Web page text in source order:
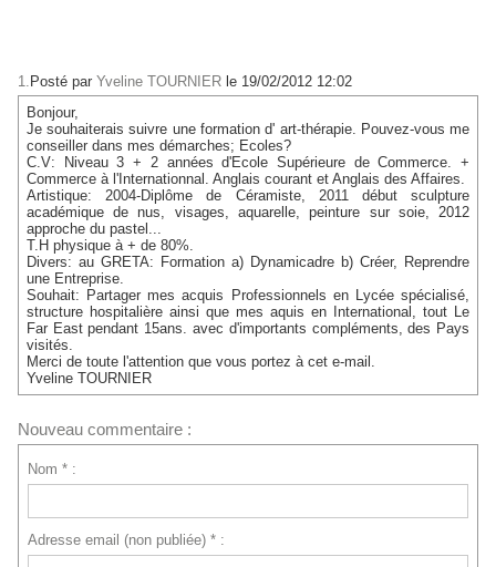
1. Posté par Yveline TOURNIER le 19/02/2012 12:02
Bonjour,
Je souhaiterais suivre une formation d' art-thérapie. Pouvez-vous me
conseiller dans mes démarches; Ecoles?
C.V: Niveau 3 + 2 années d'Ecole Supérieure de Commerce. +
Commerce à l'Internationnal. Anglais courant et Anglais des Affaires.
Artistique: 2004-Diplôme de Céramiste, 2011 début sculpture
académique de nus, visages, aquarelle, peinture sur soie, 2012
approche du pastel...
T.H physique à + de 80%.
Divers: au GRETA: Formation a) Dynamicadre b) Créer, Reprendre
une Entreprise.
Souhait: Partager mes acquis Professionnels en Lycée spécialisé,
structure hospitalière ainsi que mes aquis en International, tout Le
Far East pendant 15ans. avec d'importants compléments, des Pays
visités.
Merci de toute l'attention que vous portez à cet e-mail.
Yveline TOURNIER
Nouveau commentaire :
Nom * :
Adresse email (non publiée) * :